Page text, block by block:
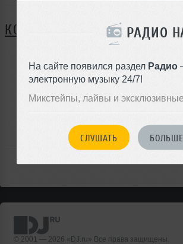
РАДИО
На сайте появился раздел Радио
электронную музыку 24/7!
Микстейпы, лайвы и
СЛУШАТЬ
КОММЕНТАРИИ
Или
© 2001 — 2026 «DJ.ru» Все права защищены.